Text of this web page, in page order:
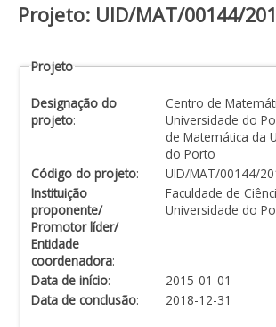
Projeto: UID/MAT/00144/
Projeto
Designação do
projeto:
Centro de
Universidade do Porto -
de Matemática da
do Porto
Código do projeto:
UID/MAT/00144/
Instituição
proponente/
Promotor líder/
Entidade
coordenadora:
Faculdade de
Universidade do
Data de início:
2015-01-01
Data de conclusão: 2018-12-31